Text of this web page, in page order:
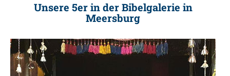
Unsere 5er in der Bibelgalerie in
Meersburg